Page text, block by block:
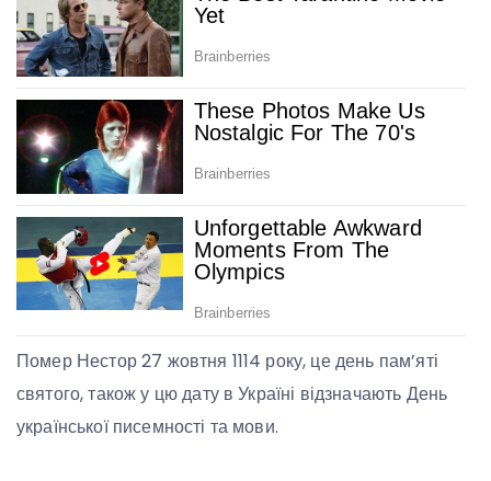
Помер Нестор 27 жовтня 1114 року, це день пам’яті
святого, також у цю дату в Україні відзначають День
української писемності та мови.